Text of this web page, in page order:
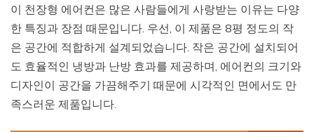
이 천장형 에어컨은 많은 사람들에게 사랑받는 이유는 다양
한 특징과 장점 때문입니다. 우선, 이 제품은 8평 정도의 작
은 공간에 적합하게 설계되었습니다. 작은 공간에 설치되어
도 효율적인 냉방과 난방 효과를 제공하며, 에어컨의 크기와
디자인이 공간을 가끔해주기 때문에 시각적인 면에서도 만
족스러운 제품입니다.